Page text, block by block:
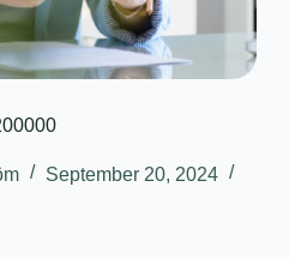
September 20, 2024